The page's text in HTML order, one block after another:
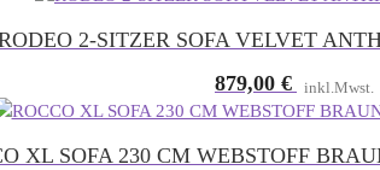
2-SITZER SOFA VELVET
879,00 € inkl.Mwst.
XL SOFA 230 CM WEBSTOFF